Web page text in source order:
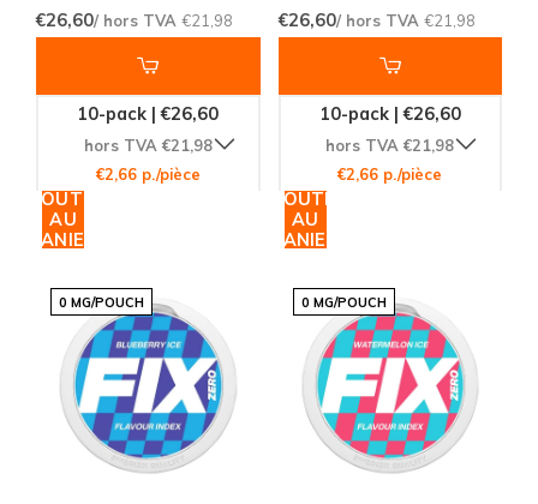
€26,60/ hors TVA €21,98
10-pack | €26,60
hors TVA €21,98
€2,66 p./pièce
AJOUTER
AU
PANIER
€26,60/ hors TVA €21,98
10-pack | €26,60
hors TVA €21,98
€2,66 p./pièce
AJOUTER
AU
PANIER
0 MG/POUCH 0 MG/POUCH